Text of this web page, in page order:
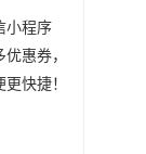
小程序
惠券，
快捷！